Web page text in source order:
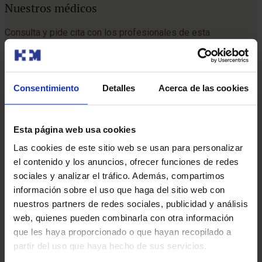
Consentimiento Detalles Acerca de las cookies
Esta página web usa cookies
Las cookies de este sitio web se usan para personalizar
el contenido y los anuncios, ofrecer funciones de redes
sociales y analizar el tráfico. Además, compartimos
información sobre el uso que haga del sitio web con
nuestros partners de redes sociales, publicidad y análisis
web, quienes pueden combinarla con otra información
que les haya proporcionado o que hayan recopilado a
partir del uso que haya hecho de sus servicios.
Nuestros médicos
Consulta y pide cita con los profesionales de esta
especialidad
Pedir cita
También te puede interesar